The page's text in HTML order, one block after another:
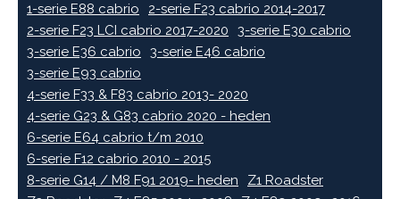
1-serie E88 cabrio
2-serie F23 cabrio 2014-2017
2-serie F23 LCI cabrio 2017-2020
3-serie E30 cabrio
3-serie E36 cabrio
3-serie E46 cabrio
3-serie E93 cabrio
4-serie F33 & F83 cabrio 2013- 2020
4-serie G23 & G83 cabrio 2020 - heden
6-serie E64 cabrio t/m 2010
6-serie F12 cabrio 2010 - 2015
8-serie G14 / M8 F91 2019- heden
Z1 Roadster